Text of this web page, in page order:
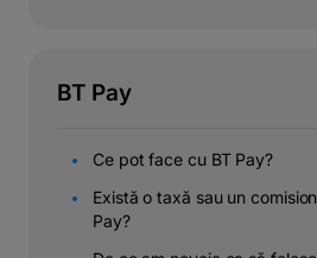
BT Pay
Ce pot face cu BT Pay?
Există o taxă sau un
Pay?